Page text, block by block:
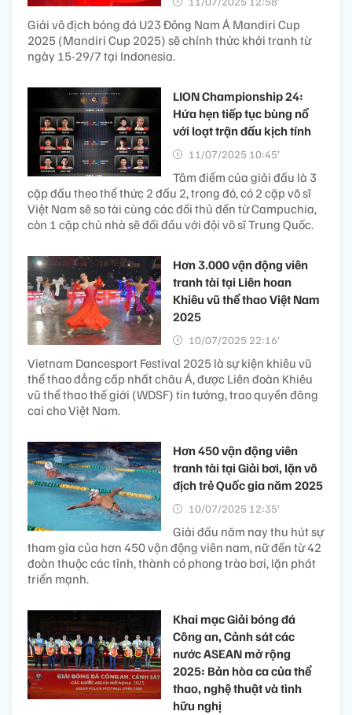
Giải vô địch bóng đá U23 Đông Nam Á Mandiri Cup
2025 (Mandiri Cup 2025) sẽ chính thức khởi tranh từ
ngày 15-29/7 tại Indonesia.
LION Championship 24:
Hứa hẹn tiếp tục bùng nổ
với loạt trận đấu kịch tính
11/07/2025 10:45’
Tâm điểm của giải đấu là 3
cặp đấu theo thể thức 2 đấu 2, trong đó, có 2 cặp võ sĩ
Việt Nam sẽ so tài cùng các đối thủ đến từ Campuchia,
còn 1 cặp chủ nhà sẽ đối đầu với đội võ sĩ Trung Quốc.
Hơn 3.000 vận động viên
tranh tài tại Liên hoan
Khiêu vũ thể thao Việt Nam
2025
10/07/2025 22:16’
Vietnam Dancesport Festival 2025 là sự kiện khiêu vũ
thể thao đẳng cấp nhất châu Á, được Liên đoàn Khiêu
vũ thể thao thế giới (WDSF) tin tưởng, trao quyền đăng
cai cho Việt Nam.
Hơn 450 vận động viên
tranh tài tại Giải bơi, lặn vô
địch trẻ Quốc gia năm 2025
10/07/2025 12:35’
Giải đấu năm nay thu hút sự
tham gia của hơn 450 vận động viên nam, nữ đến từ 42
đoàn thuộc các tỉnh, thành có phong trào bơi, lặn phát
triển mạnh.
Khai mạc Giải bóng đá
Công an, Cảnh sát các
nước ASEAN mở rộng
2025: Bản hòa ca của thể
thao, nghệ thuật và tình
hữu nghị